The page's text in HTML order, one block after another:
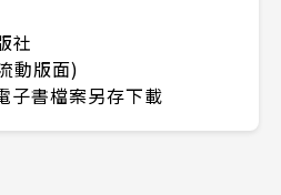
社
動版面)
子書檔案另存下載